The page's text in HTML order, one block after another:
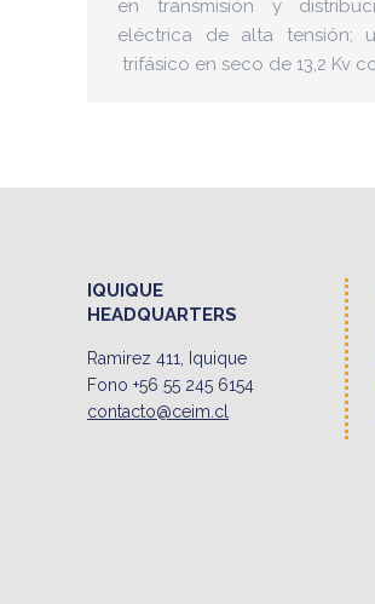
en transmisión y
eléctrica de alta tensión;
trifásico en seco de 13,2 Kv
IQUIQUE
HEADQUARTERS
Ramirez 411, Iquique
Fono +56 55 245 6154
contacto@ceim.cl